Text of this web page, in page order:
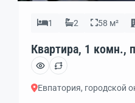
1 2 58 м²
Квартира, 1 комн.,
код: 462386
Евпатория, городской